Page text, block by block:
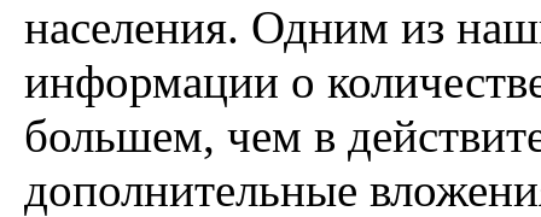
населения. Одним из
информации о
большем, чем в
дополнительные